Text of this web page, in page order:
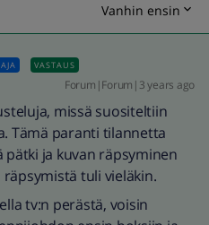
Vanhin ensin
VASTAUS
Forum|Forum|3 years ago
missä suositeltiin
Tämä paranti tilannetta
pätki ja kuvan räpsyminen
tuli vieläkin.
tv:n perästä, voisin